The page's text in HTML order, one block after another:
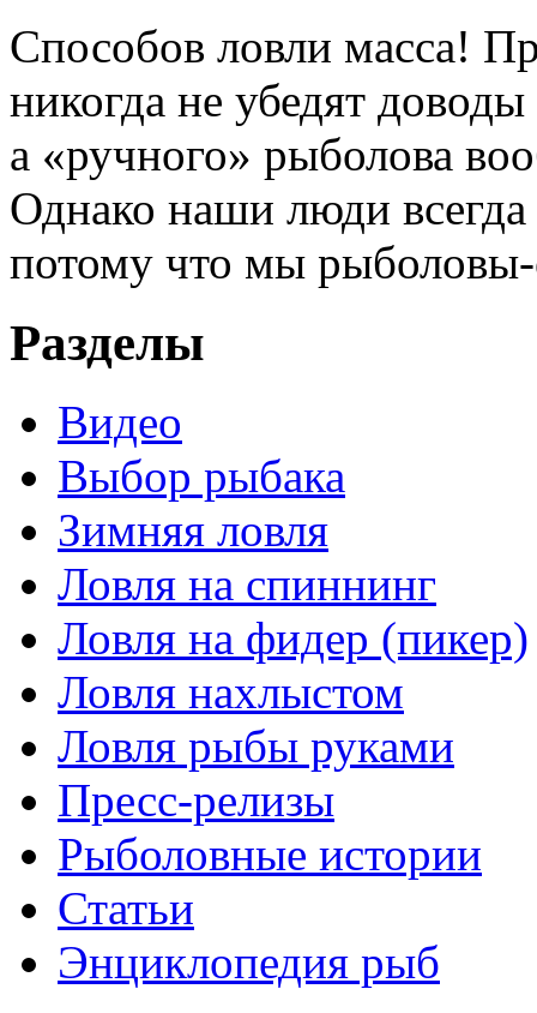
Способов ловли масса!
никогда не убедят
а «ручного» рыболова
Однако наши люди всегда
потому что мы
Разделы
Видео
Выбор рыбака
Зимняя ловля
Ловля на спиннинг
Ловля на фидер (пикер)
Ловля нахлыстом
Ловля рыбы руками
Пресс-релизы
Рыболовные истории
Статьи
Энциклопедия рыб